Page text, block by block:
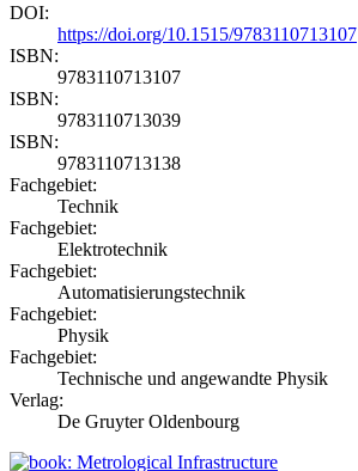
DOI:
https://doi.org/10.1515/9783110713107
ISBN:
9783110713107
ISBN:
9783110713039
ISBN:
9783110713138
Fachgebiet:
Technik
Fachgebiet:
Elektrotechnik
Fachgebiet:
Automatisierungstechnik
Fachgebiet:
Physik
Fachgebiet:
Technische und angewandte Physik
Verlag:
De Gruyter Oldenbourg